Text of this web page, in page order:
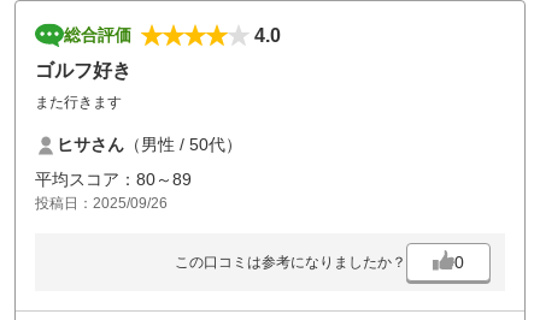
総合評価
4.0
ゴルフ好き
また行きます
ヒサさん （男性 / 50代）
平均スコア：80～89
投稿日：2025/09/26
この口コミは参考になりましたか？ 0